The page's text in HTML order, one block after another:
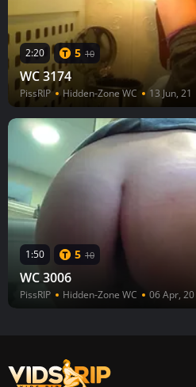
2:20 5 10
WC 3174
PissRIP Hidden-Zone WC 13 Jun, 21
1:50 5 10
WC 3006
PissRIP Hidden-Zone WC 06 Apr, 20